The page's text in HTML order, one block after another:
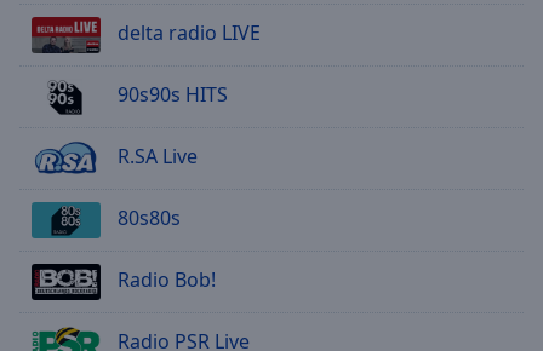
delta radio LIVE
90s90s HITS
R.SA Live
80s80s
Radio Bob!
Radio PSR Live